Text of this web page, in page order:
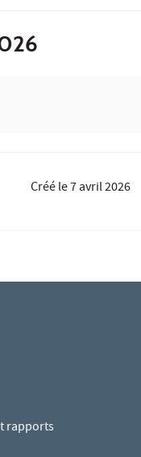
Créé le7 avril 2026
rapports